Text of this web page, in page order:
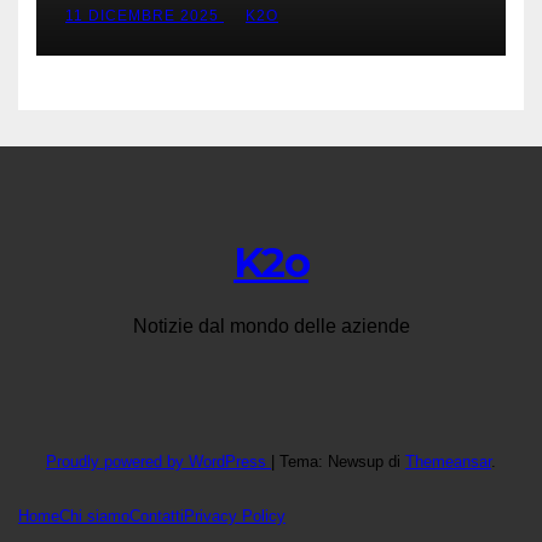
11 DICEMBRE 2025 K2O
K2o
Notizie dal mondo delle aziende
Proudly powered by WordPress Tema: Newsup di Themeansar.
HomeChi siamoContatti Privacy Policy